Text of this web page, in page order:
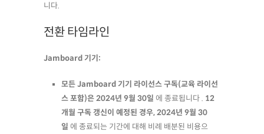
니다.
전환 타임라인
Jamboard 기기:
모든 Jamboard 기기 라이선스 구독(교육 라이선
스 포함)은 2024년 9월 30일 에 종료됩니다 . 12
개월 구독 갱신이 예정된 경우, 2024년 9월 30
일 에 종료되는 기간에 대해 비례 배분된 비용으